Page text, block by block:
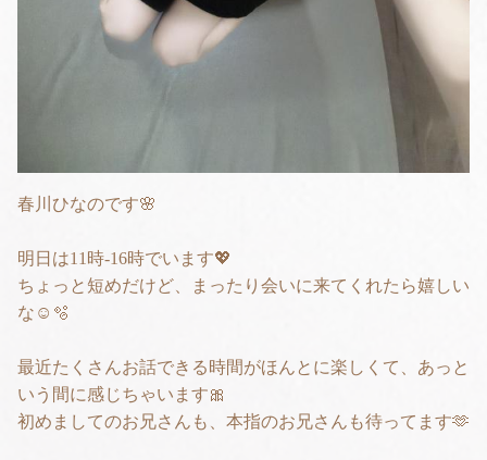
春川ひなのです🌸
明日は11時-16時でいます💖
ちょっと短めだけど、まったり会いに来てくれたら嬉しい
な☺️🫧
最近たくさんお話できる時間がほんとに楽しくて、あっと
いう間に感じちゃいます🎀
初めましてのお兄さんも、本指のお兄さんも待ってます🫶